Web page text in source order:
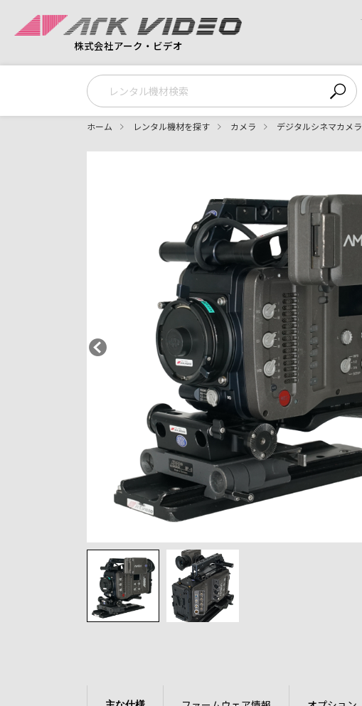
株式会社アーク・ビデオ
ホーム レンタル機材を探す カメラ デジタルシネマカメラ